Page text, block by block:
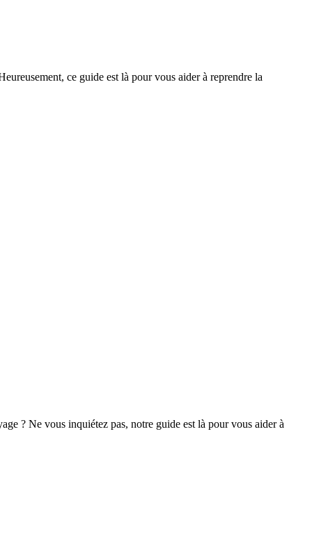
ce guide est là pour vous aider à reprendre la
? Ne vous inquiétez pas, notre guide est là pour vous aider à